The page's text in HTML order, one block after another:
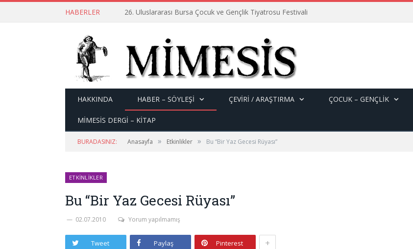
HABERLER 26. Uluslararası Bursa Çocuk ve Gençlik Tiyatrosu Festivali
HAKKINDA HABER – SÖYLEŞI ÇEVİRİ / ARAŞTIRMA ÇOCUK – GENÇLIK
MİMESİS DERGİ – KİTAP
BURADASINIZ: Anasayfa » Etkinlikler » Bu “Bir Yaz Gecesi Rüyası”
ETKINLIKLER
Bu “Bir Yaz Gecesi Rüyası”
02.07.2010 Yorum yapılmamış
Tweet Paylaş Pinterest +